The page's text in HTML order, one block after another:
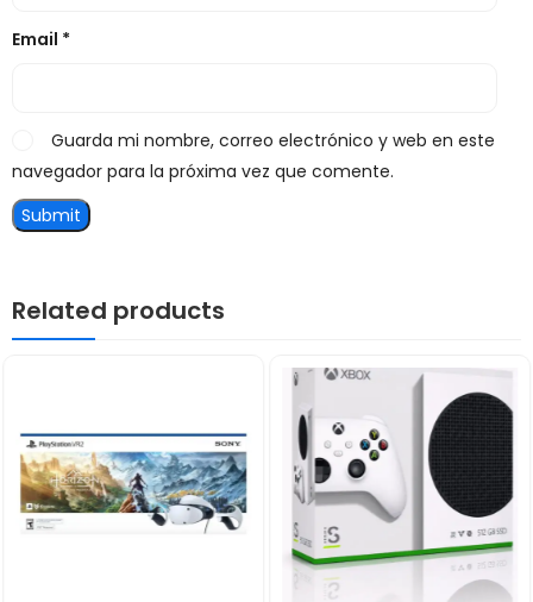
Email *
Guarda mi nombre, correo electrónico y web en este
navegador para la próxima vez que comente.
Related products